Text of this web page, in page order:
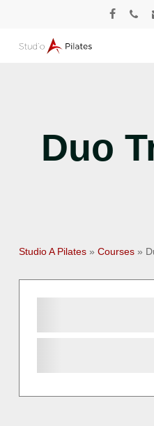
main
Duo
Studio A Pilates» Courses»